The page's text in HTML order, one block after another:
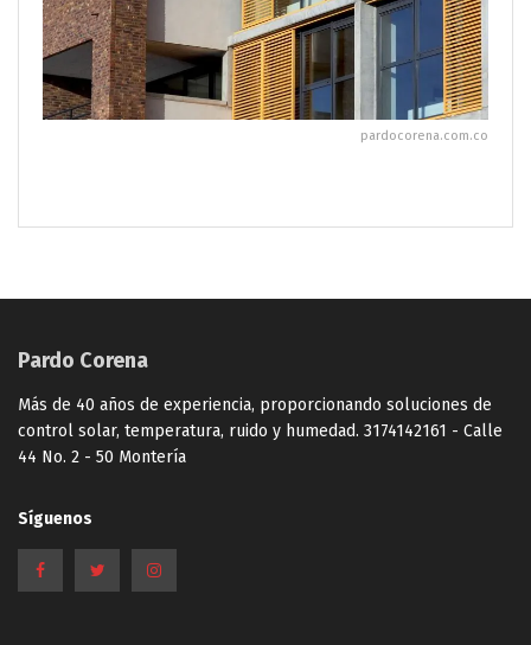
pardocorena.com.co
Pardo Corena
Más de 40 años de experiencia, proporcionando soluciones de
control solar, temperatura, ruido y humedad. 3174142161 - Calle
44 No. 2 - 50 Montería
Síguenos